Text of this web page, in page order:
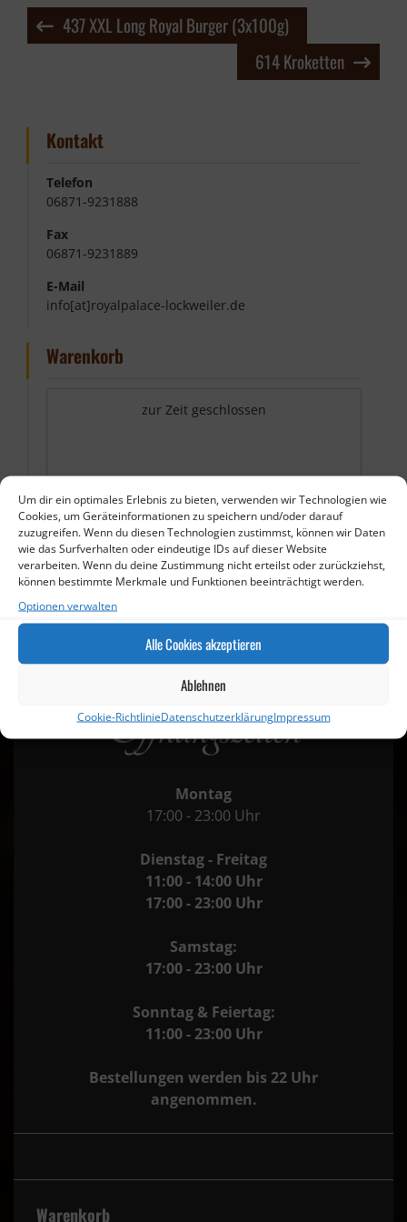
Um dir ein optimales Erlebnis zu bieten, verwenden wir Technologien wie
Cookies, um Geräteinformationen zu speichern und/oder darauf
zuzugreifen. Wenn du diesen Technologien zustimmst, können wir Daten
wie das Surfverhalten oder eindeutige IDs auf dieser Website
verarbeiten. Wenn du deine Zustimmung nicht erteilst oder zurückziehst,
können bestimmte Merkmale und Funktionen beeinträchtigt werden.
Optionen verwalten
Alle Cookies akzeptieren
Ablehnen
Cookie-RichtlinieDatenschutzerklärungImpressum
Beitragsnavigation
437 XXL Long Royal Burger (3x100g)
614 Kroketten
Kontakt
Telefon
06871-9231888
Fax
06871-9231889
E-Mail
info[at]royalpalace-lockweiler.de
Warenkorb
zur Zeit geschlossen
Öffnungszeiten
Montag
17:00 - 23:00 Uhr
Dienstag - Freitag
11:00 - 14:00 Uhr
17:00 - 23:00 Uhr
Samstag:
17:00 - 23:00 Uhr
Sonntag & Feiertag:
11:00 - 23:00 Uhr
Bestellungen werden bis 22 Uhr
angenommen.
Warenkorb